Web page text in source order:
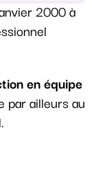
2000 à
en équipe
par ailleurs au